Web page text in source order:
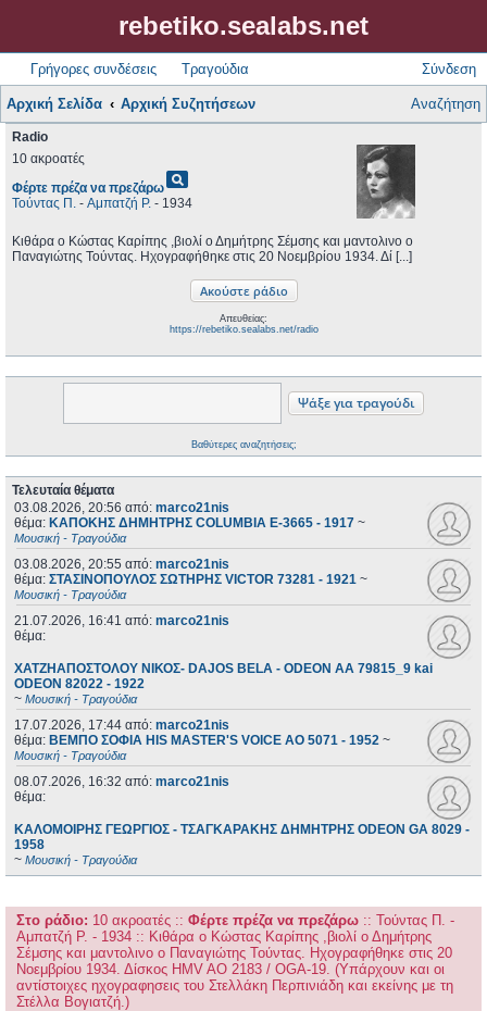
rebetiko.sealabs.net
Γρήγορες συνδέσεις Τραγούδια Σύνδεση
Αρχική Σελίδα Αρχική Συζητήσεων Αναζήτηση
Radio
10 ακροατές
Φέρτε πρέζα να πρεζάρωpageview
Τούντας Π. - Αμπατζή Ρ. - 1934
Κιθάρα ο Κώστας Καρίπης ,βιολί ο Δημήτρης Σέμσης και μαντολινο ο
Παναγιώτης Τούντας. Ηχογραφήθηκε στις 20 Νοεμβρίου 1934. Δί [...]
Απευθείας:
https://rebetiko.sealabs.net/radio
Βαθύτερες αναζητήσεις;
Τελευταία θέματα
03.08.2026, 20:56 από: marco21nis
θέμα: ΚΑΠΟΚΗΣ ΔΗΜΗΤΡΗΣ COLUMBIA E-3665 - 1917 ~
Μουσική - Τραγούδια
03.08.2026, 20:55 από: marco21nis
θέμα: ΣΤΑΣΙΝΟΠΟΥΛΟΣ ΣΩΤΗΡΗΣ VICTOR 73281 - 1921 ~
Μουσική - Τραγούδια
21.07.2026, 16:41 από: marco21nis
θέμα:
ΧΑΤΖΗΑΠΟΣΤΟΛΟΥ ΝΙΚΟΣ- DAJOS BELA - ODEON AA 79815_9 kai
ODEON 82022 - 1922
~ Μουσική - Τραγούδια
17.07.2026, 17:44 από: marco21nis
θέμα: ΒΕΜΠΟ ΣΟΦΙΑ HIS MASTER'S VOICE AO 5071 - 1952 ~
Μουσική - Τραγούδια
08.07.2026, 16:32 από: marco21nis
θέμα:
ΚΑΛΟΜΟΙΡΗΣ ΓΕΩΡΓΙΟΣ - ΤΣΑΓΚΑΡΑΚΗΣ ΔΗΜΗΤΡΗΣ ODEON GA 8029 -
1958
~ Μουσική - Τραγούδια
Στο ράδιο: 10 ακροατές :: Φέρτε πρέζα να πρεζάρω :: Τούντας Π. -
Αμπατζή Ρ. - 1934 :: Κιθάρα ο Κώστας Καρίπης ,βιολί ο Δημήτρης
Σέμσης και μαντολινο ο Παναγιώτης Τούντας. Ηχογραφήθηκε στις 20
Νοεμβρίου 1934. Δίσκος HMV AO 2183 / OGA-19. (Υπάρχουν και οι
αντίστοιχες ηχογραφησεις του Στελλάκη Περπινιάδη και εκείνης με τη
Στέλλα Βογιατζή.)